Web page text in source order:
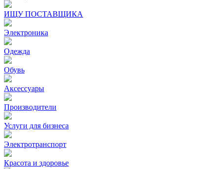
ИЩУ ПОСТАВЩИКА
Электроника
Одежда
Обувь
Аксессуары
Производители
Услуги для бизнеса
Электротранспорт
Красота и здоровье